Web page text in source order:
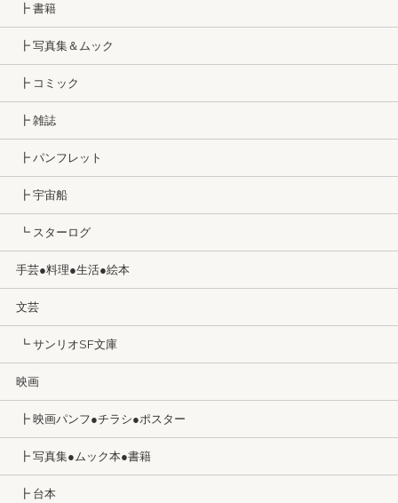
┣ 書籍
┣ 写真集＆ムック
┣ コミック
┣ 雑誌
┣ パンフレット
┣ 宇宙船
┗ スターログ
手芸●料理●生活●絵本
文芸
┗ サンリオSF文庫
映画
┣ 映画パンフ●チラシ●ポスター
┣ 写真集●ムック本●書籍
┣ 台本